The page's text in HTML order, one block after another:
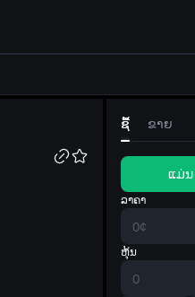
ຊື້ ຂາຍ
ແມ່ນ
ລາຄາ
ຫຸ້ນ